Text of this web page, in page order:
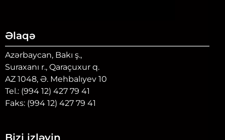
Əlaqə
Azərbaycan, Bakı ş.,
Suraxanı r., Qaraçuxur q.
AZ 1048, Ə. Mehbalıyev 10
Tel.: (994 12) 427 79 41
Faks: (994 12) 427 79 41
Bizi izləyin